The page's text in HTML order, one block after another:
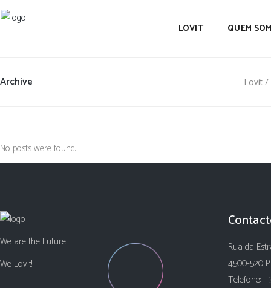
LOVIT QUEM
Archive Lovit/
No posts were found.
We are the Future
We Lovit!
Rua da
4500-520
Telefone: